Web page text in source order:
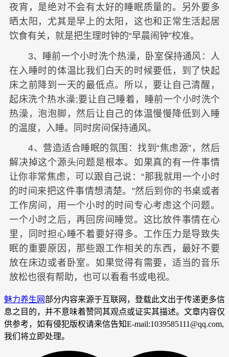
夜宵，是绝对不会有太好的睡眠质量的。另外要多
晒太阳，尤其是早上的太阳，这也和正常生活起居
饮食有关，就是把生理时钟的“早晨闹钟”校准。
3、睡前一个小时洗个热澡，卧室保持通风：人
在入睡时的体温比我们白天的时候要低，到了快起
床之前降到一天的最低点。所以，要让自己清醒，
起床洗个热水澡;要让自己睡着，睡前一个小时洗个
热澡，泡泡脚，然后让自己的体温慢慢降低到入睡
的温度，入睡。同时房间保持通风。
4、营造适合睡眠的氛围：找到“焦虑源”，然后
解决掉这个源头问题是根本。如果真的有一件事情
让你非常焦虑，可以跟自己说：“那我就用一个小时
的时间来把这件事情想清楚。”然后到你的书桌或者
工作房间，用一个小时的时间专心考虑这个问题。
一个小时之后，再回房间睡觉。这比放件事情在心
里，同时担心睡不着要好得多。工作压力是导致失
眠的重要原因，那些跟工作相关的东西，最好不要
放在床边或者卧室。如果觉得有需要，适当的音乐
放松也很有帮助，也可以看看书或电视。
魅力养生网部分内容来源于互联网，登载此文出于传递更多信
息之目的，并不意味着赞同其观点或证实其描述。文章内容仅
供参考，如有侵犯版权请来信告知E-mail:1039585111@qq.com,
我们将立即处理。